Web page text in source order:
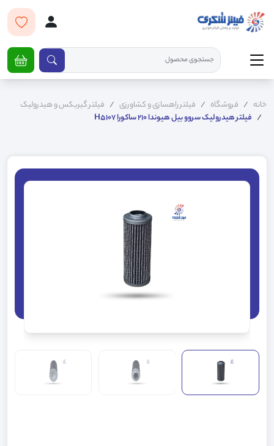
خانه فروشگاه فیلتر راهسازی و کشاورزی
فیلتر گیربکس و هیدرولیک
فيلتر هيدروليک سروو بيل هيوندا 210 ساکورا H5107